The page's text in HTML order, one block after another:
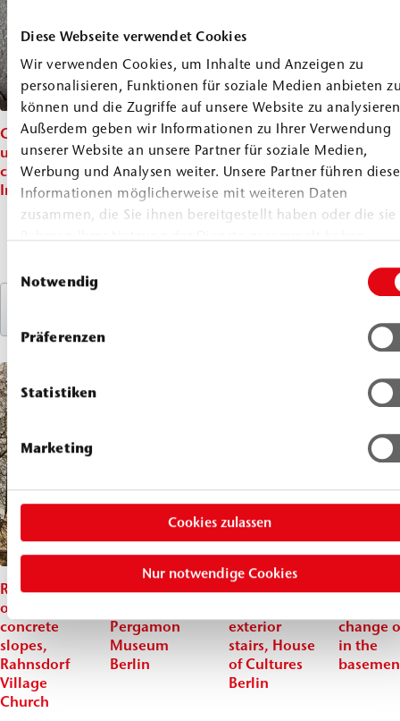
Diese Webseite verwendet Cookies
Wir verwenden Cookies, um Inhalte und Anzeigen zu
personalisieren, Funktionen für soziale Medien anbieten
können und die Zugriffe auf unsere Website zu
Außerdem geben wir Informationen zu Ihrer Verwendung
unserer Website an unsere Partner für soziale Medien,
Werbung und Analysen weiter. Unsere Partner führen diese
Informationen möglicherweise mit weiteren Daten
zusammen, die Sie ihnen bereitgestellt haben oder die
Notwendig
Präferenzen
Statistiken
Marketing
Cookies zulassen
Nur notwendige Cookies
Crack repair,
underground
car park,
India
Post-
construction
damp proof
course (dpc),
Wächtersbach
Solidification
in masonry
and moisture
remediation,
Petersberg
Citadel
and
in
historic
Renovation
of the
concrete
slopes,
Rahnsdorf
Village
Church
Structural
Pergamon
Museum
Berlin
Moisture
exterior
stairs, House
of Cultures
Berlin
Damp
change
in the